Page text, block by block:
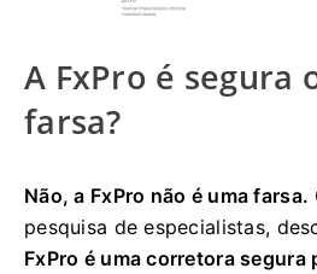
A FxPro é segura
farsa?
Não, a FxPro não é uma farsa.
pesquisa de especialistas,
FxPro é uma corretora segura